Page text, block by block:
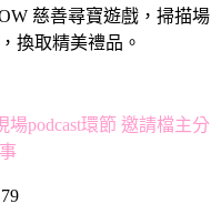
慈善尋寶遊戲，掃描場
換取精美禮品。
podcast環節 邀請檔主分